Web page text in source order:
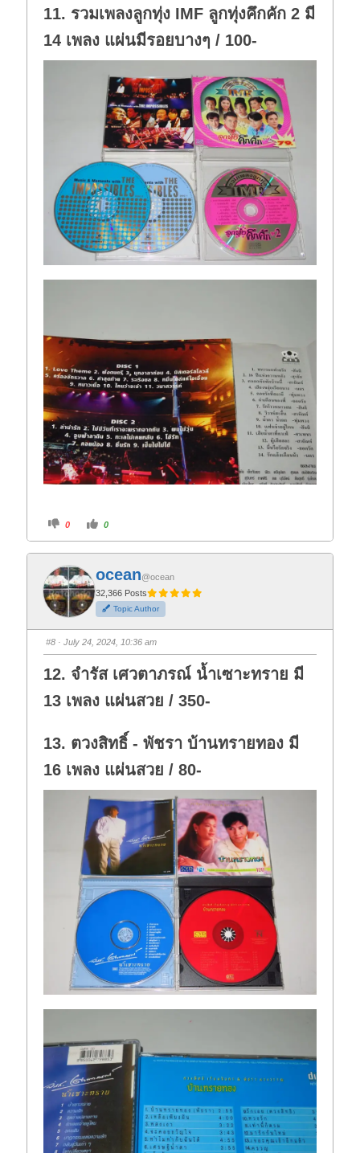
11. รวมเพลงลูกทุ่ง IMF ลูกทุ่งคึกคัก 2 มี
14 เพลง แผ่นมีรอยบางๆ / 100-
C
i
k
f
o
r
t
h
u
m
b
d
o
n
.
0
C
i
k
o
r
t
h
u
m
b
u
p
0
ocean@ocean
32,366 Posts
Topic Author
#8 · July 24, 2024, 10:36 am
12. จำรัส เศวตาภรณ์ น้ำเซาะทราย มี
13 เพลง แผ่นสวย / 350-
13. ตวงสิทธิ์ - พัชรา บ้านทรายทอง มี
16 เพลง แผ่นสวย / 80-